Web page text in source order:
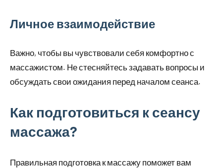
Личное взаимодействие
Важно, чтобы вы чувствовали себя комфортно с
массажистом. Не стесняйтесь задавать вопросы и
обсуждать свои ожидания перед началом сеанса.
Как подготовиться к сеансу
массажа?
Правильная подготовка к массажу поможет вам